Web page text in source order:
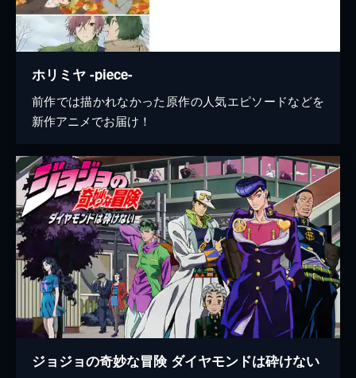
ホリミヤ -piece-
前作では描かれなかった原作の人気エピソードなどを
新作アニメでお届け！
ジョジョの奇妙な冒険 ダイヤモンドは砕けない